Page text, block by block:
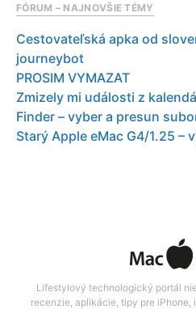
FÓRUM – NAJNOVŠIE TÉMY
Cestovateľská apka od
journeybot
PROSIM VYMAZAT
Zmizely mi události z
Finder – vyber a presun
Starý Apple eMac G4/1.25 –
Lifestylový technologický portál
recenzie, aplikácie, tipy pre iPhone,